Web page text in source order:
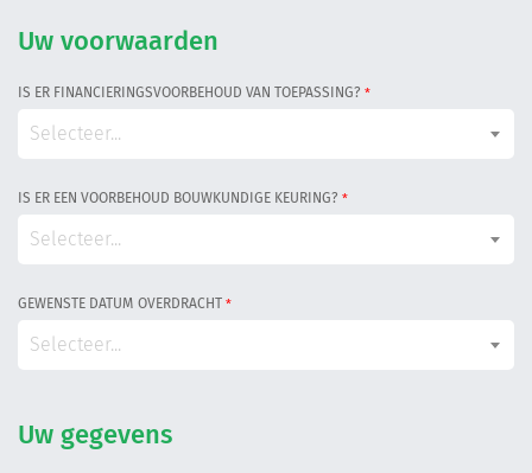
Inloggen
Uw voorwaarden
IS ER FINANCIERINGSVOORBEHOUD VAN TOEPASSING? *
Selecteer...
IS ER EEN VOORBEHOUD BOUWKUNDIGE KEURING? *
Selecteer...
GEWENSTE DATUM OVERDRACHT *
Selecteer...
Uw gegevens